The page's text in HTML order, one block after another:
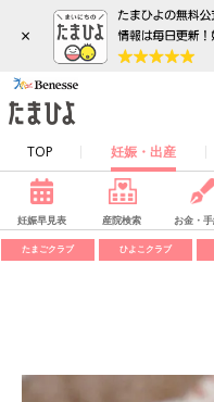
×
TOP 妊娠・出産
妊娠早見表 産院検索 お金・
たまごクラブ ひよこクラブ